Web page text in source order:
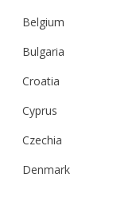
Belgium
Bulgaria
Croatia
Cyprus
Czechia
Denmark